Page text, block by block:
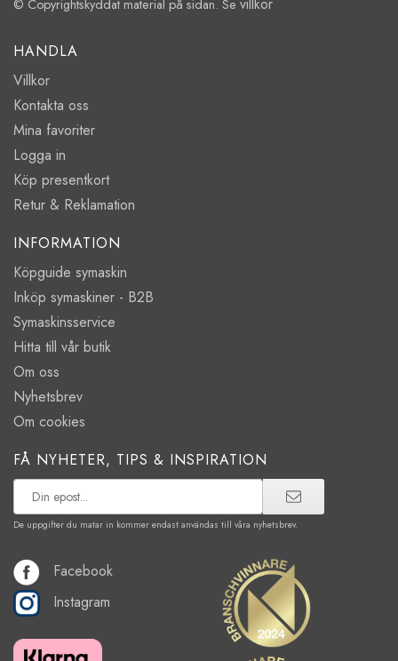
© Copyrightskyddat material på sidan. Se villkor
HANDLA
Villkor
Kontakta oss
Mina favoriter
Logga in
Köp presentkort
Retur & Reklamation
INFORMATION
Köpguide symaskin
Inköp symaskiner - B2B
Symaskinsservice
Hitta till vår butik
Om oss
Nyhetsbrev
Om cookies
FÅ NYHETER, TIPS & INSPIRATION
De uppgifter du matar in kommer endast användas till våra nyhetsbrev.
Facebook
Instagram